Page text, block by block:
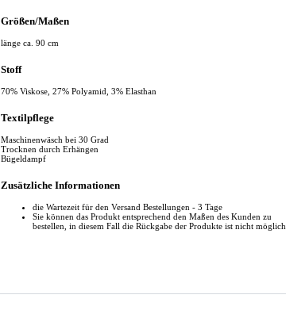
Größen/Maßen
länge ca. 90 cm
Stoff
70% Viskose, 27% Polyamid, 3% Elasthan
Textilpflege
Maschinenwäsch bei 30 Grad
Trocknen durch Erhängen
Bügeldampf
Zusätzliche Informationen
die Wartezeit für den Versand Bestellungen - 3 Tage
Sie können das Produkt entsprechend den Maßen des Kunden zu
bestellen, in diesem Fall die Rückgabe der Produkte ist nicht möglich